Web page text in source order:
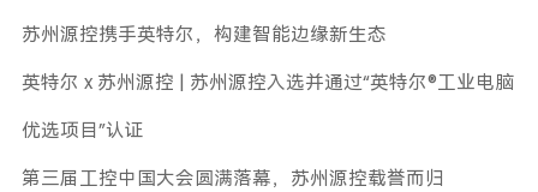
苏州源控携手英特尔，构建智能边缘新生态
英特尔 x 苏州源控 | 苏州源控入选并通过“英特尔®工业电脑
优选项目”认证
第三届工控中国大会圆满落幕，苏州源控载誉而归